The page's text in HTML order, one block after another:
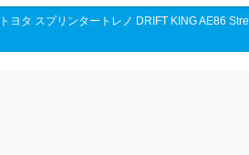
タ スプリンタートレノ DRIFT KING AE86